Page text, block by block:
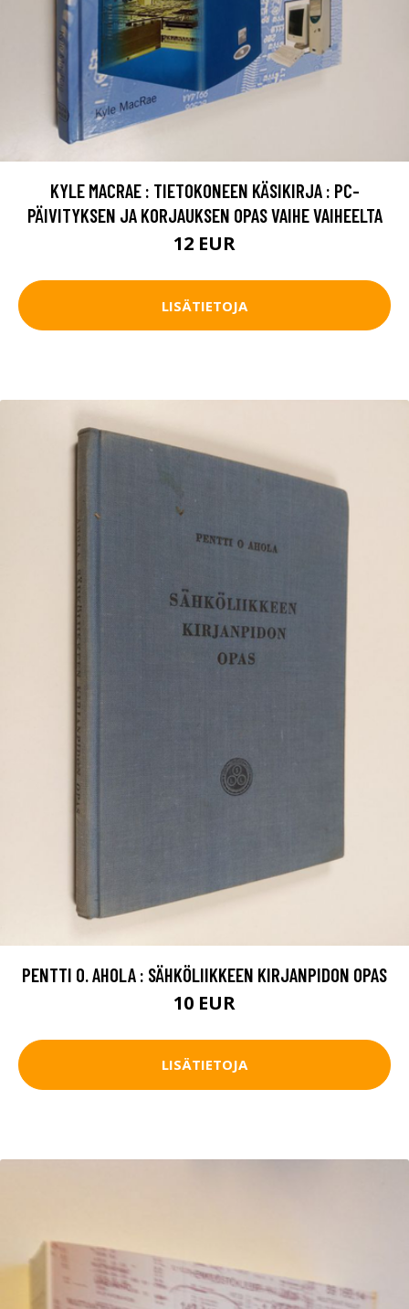
KYLE MACRAE : TIETOKONEEN KÄSIKIRJA : PC-
PÄIVITYKSEN JA KORJAUKSEN OPAS VAIHE VAIHEELTA
12 EUR
LISÄTIETOJA
PENTTI O. AHOLA : SÄHKÖLIIKKEEN KIRJANPIDON OPAS
10 EUR
LISÄTIETOJA